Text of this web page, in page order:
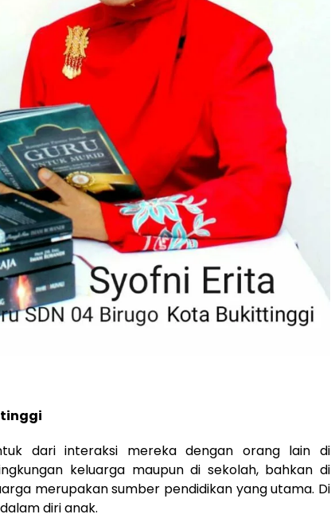
dari interaksi mereka dengan orang lain di
keluarga maupun di sekolah, bahkan di
merupakan sumber pendidikan yang utama. Di
diri anak.